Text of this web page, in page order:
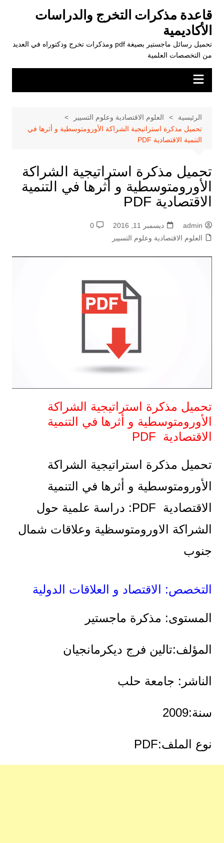
المحتوى
قاعدة مذكرات التخرج والدراسات
الأكاديمية
تحميل رسائل ماجستير بصيغة pdf ومذكرات تخرج ودكتوراه في العديد
من التخصصات العلمية
الرئيسية
العلوم الاقتصادية وعلوم التسيير
تحميل مذكرة استراتيجية الشراكة الأورومتوسطية و أثرها في
التنمية الاقتصادية PDF
تحميل مذكرة استراتيجية الشراكة
الأورومتوسطية و أثرها في التنمية
الاقتصادية PDF
admin ديسمبر 11, 2016
0
العلوم الاقتصادية وعلوم التسيير
تحميل مذكرة استراتيجية الشراكة
الأورومتوسطية و أثرها في التنمية
الاقتصادية PDF
تحميل مذكرة استراتيجية الشراكة
الأورومتوسطية و أثرها في التنمية
الاقتصادية PDF: دراسة علمية حول
الشراكة الاورومتوسظية وعلاقات شمال
جنوب
التخصص: الاقتصاد و العلاقات الدولية
المستوى: مذكرة ماجستير
المؤلف:تالين فرج ديكرمانجيان
الناشر: جامعة حلب
سنة:2009
نوع الملف:PDF